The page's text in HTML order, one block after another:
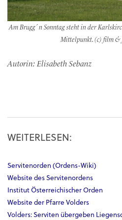
Am Brugg´n Sonntag steht in der
Mittelpunkt. (c) film &
Autorin: Elisabeth Sebanz
WEITERLESEN:
Servitenorden (Ordens-Wiki)
Website des Servitenordens
Institut Österreichischer Orden
Website der Pfarre Volders
Volders: Serviten übergeben